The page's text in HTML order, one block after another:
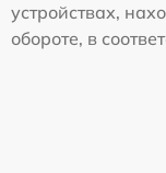
устройствах,
обороте, в